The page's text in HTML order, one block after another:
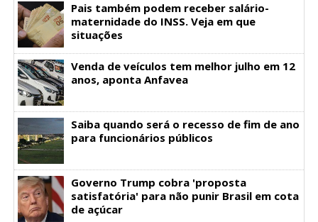
Pais também podem receber salário-
maternidade do INSS. Veja em que
situações
Venda de veículos tem melhor julho em 12
anos, aponta Anfavea
Saiba quando será o recesso de fim de ano
para funcionários públicos
Governo Trump cobra 'proposta
satisfatória' para não punir Brasil em cota
de açúcar